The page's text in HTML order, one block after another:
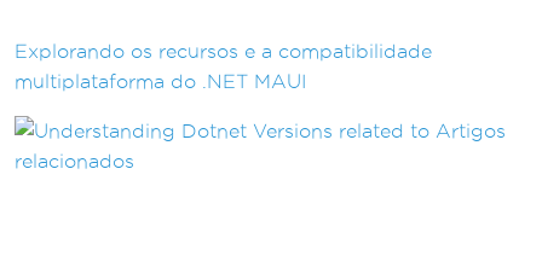
Explorando os recursos e a compatibilidade
multiplataforma do .NET MAUI